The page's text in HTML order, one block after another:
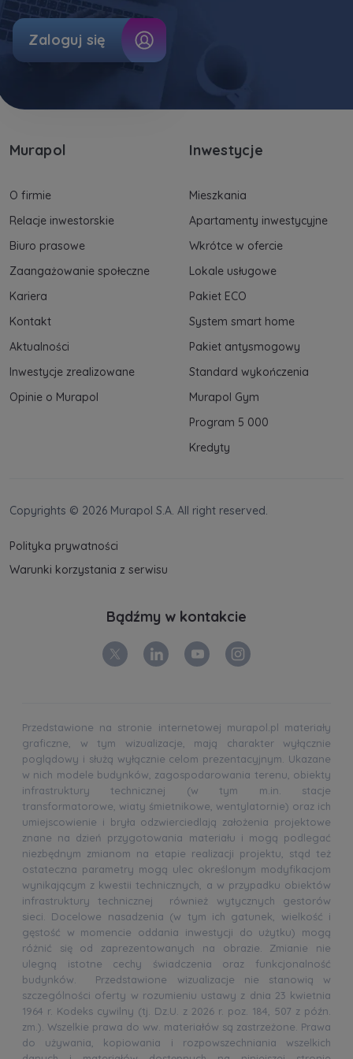
Dane o aktywności na naszej stronie mogą być
także udostępniane
spółki z Grupy Kapitałowej Murapol. Więcej o
tym jak przetwarzamy dane, wykorzystujemy
Murapol
O firmie
Relacje inwestorskie
Biuro prasowe
Zaangażowanie społeczne
Kariera
Kontakt
Aktualności
Inwestycje zrealizowane
Opinie o Murapol
Inwestycje
Mieszkania
Apartamenty inwestycyjne
Wkrótce w ofercie
Lokale usługowe
Pakiet ECO
System smart home
Pakiet antysmogowy
Standard wykończenia
Murapol Gym
Program 5 000
Kredyty
Zaloguj się
Copyrights © 2026 Murapol S.A. All right reserved.
Polityka prywatności
Warunki korzystania z serwisu
Bądźmy w kontakcie
Przedstawione na stronie internetowej murapol.pl materiały
graficzne, w tym wizualizacje, mają charakter wyłącznie
poglądowy i służą wyłącznie celom prezentacyjnym. Ukazane
w nich modele budynków, zagospodarowania terenu, obiekty
infrastruktury technicznej (w tym m.in. stacje
transformatorowe, wiaty śmietnikowe, wentylatornie) oraz ich
umiejscowienie i bryła odzwierciedlają założenia projektowe
znane na dzień przygotowania materiału i mogą podlegać
niezbędnym zmianom na etapie realizacji projektu, stąd też
ostateczna parametry mogą ulec określonym modyfikacjom
wynikającym z kwestii technicznych, a w przypadku obiektów
infrastruktury technicznej również wytycznych gestorów
sieci. Docelowe nasadzenia (w tym ich gatunek, wielkość i
gęstość w momencie oddania inwestycji do użytku) mogą
różnić się od zaprezentowanych na obrazie. Zmianie nie
ulegną istotne cechy świadczenia oraz funkcjonalność
budynków. Przedstawione wizualizacje nie stanowią w
szczególności oferty w rozumieniu ustawy z dnia 23 kwietnia
1964 r. Kodeks cywilny (tj. Dz.U. z 2026 r. poz. 184, 507 z późn.
zm.). Wszelkie prawa do ww. materiałów są zastrzeżone. Prawa
do używania, kopiowania i rozpowszechniania wszelkich